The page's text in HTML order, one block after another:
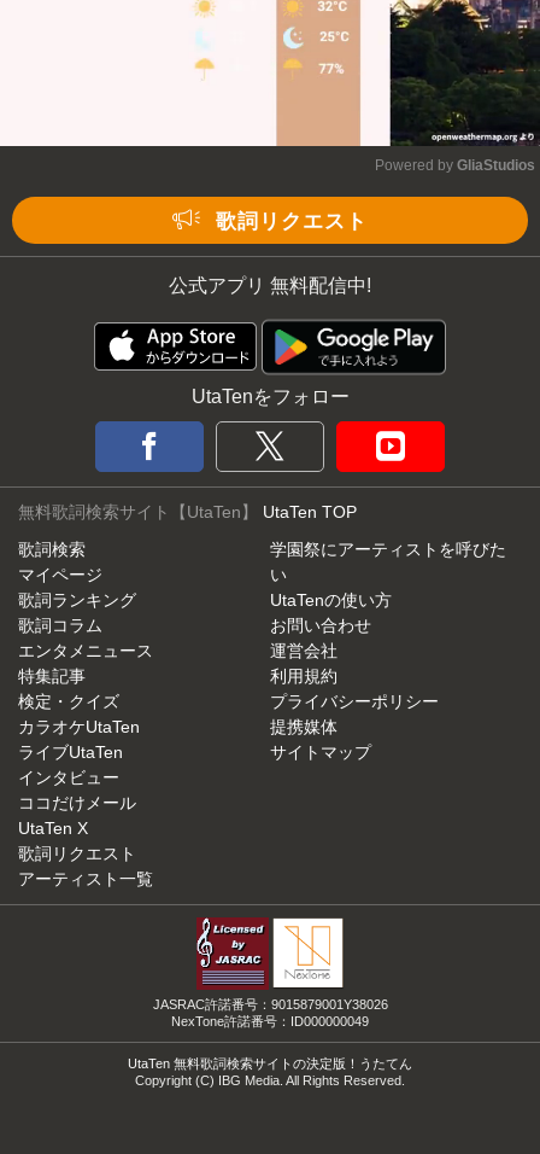
Powered by GliaStudios
歌詞リクエスト
公式アプリ 無料配信中!
UtaTenをフォロー
無料歌詞検索サイト【UtaTen】 UtaTen TOP
歌詞検索
マイページ
歌詞ランキング
歌詞コラム
エンタメニュース
特集記事
検定・クイズ
カラオケUtaTen
ライブUtaTen
インタビュー
ココだけメール
UtaTen X
歌詞リクエスト
アーティスト一覧
学園祭にアーティストを呼びた
い
UtaTenの使い方
お問い合わせ
運営会社
利用規約
プライバシーポリシー
提携媒体
サイトマップ
JASRAC許諾番号：9015879001Y38026
NexTone許諾番号：ID000000049
UtaTen 無料歌詞検索サイトの決定版！うたてん
Copyright (C) IBG Media. All Rights Reserved.